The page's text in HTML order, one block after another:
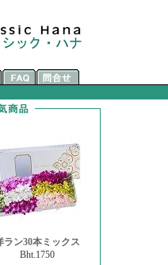
ラン30本ミックス
Bht.1750